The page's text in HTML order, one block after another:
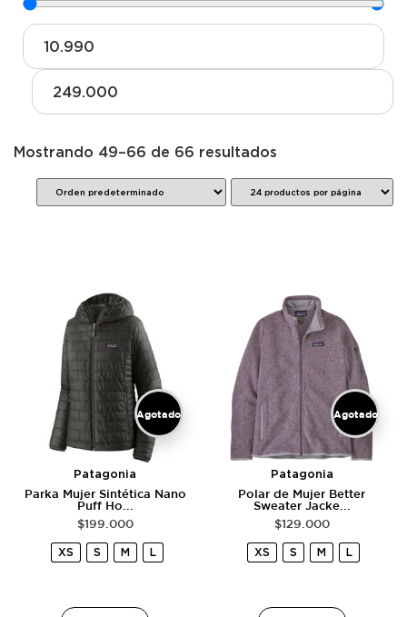
Mostrando 49–66 de 66 resultados
Agotado
Patagonia
Parka Mujer Sintética Nano
Puff Ho...
$199.000
XS S M L
Agotado
Patagonia
Polar de Mujer Better
Sweater Jacke...
$129.000
XS S M L